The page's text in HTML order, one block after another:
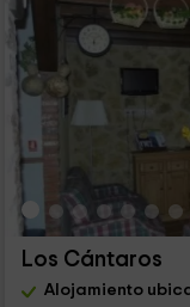
Los Cántaros
Alojamiento